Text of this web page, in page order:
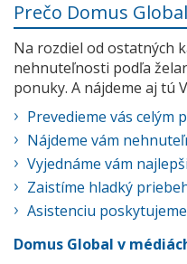
Prečo Domus
Na rozdiel od ostatných
nehnuteľnosti podľa
ponuky. A nájdeme aj tú
Prevedieme vás celým
Nájdeme vám
Vyjednáme vám
Zaistíme hladký
Asistenciu
Domus Global v